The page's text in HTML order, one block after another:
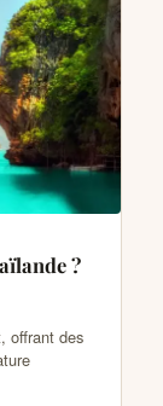
?
offrant des